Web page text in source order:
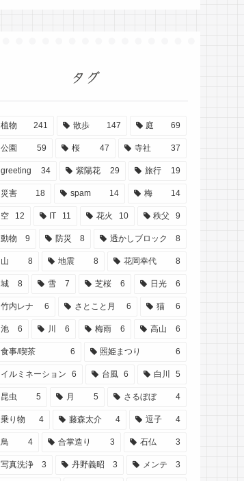
タグ
植物 241 散歩 147 庭 69
公園 59 桜 47 寺社 37
greeting 34 紫陽花 29 旅行 19
災害 18 spam 14 梅 14
空 12 IT 11 花火 10 秩父 9
動物 9 防災 8 透かしブロック 8
山 8 地震 8 花岡幸代 8
城 8 雪 7 芝桜 6 日光 6
竹内レナ 6 さとこと月 6 猫 6
池 6 川 6 梅雨 6 高山 6
食事/喫茶 6 照姫まつり 6
イルミネーション 6 台風 6 白川 5
昆虫 5 月 5 さるぼぼ 4
乗り物 4 藤森太介 4 逗子 4
鳥 4 合掌造り 3 石仏 3
写真洗浄 3 丹野義昭 3 メンテ 3